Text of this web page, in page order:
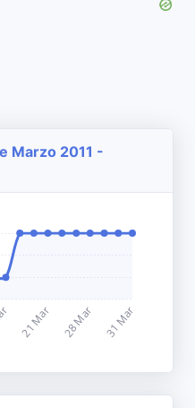
Marzo 2011 -